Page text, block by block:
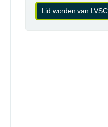
Lid worden van LVSC